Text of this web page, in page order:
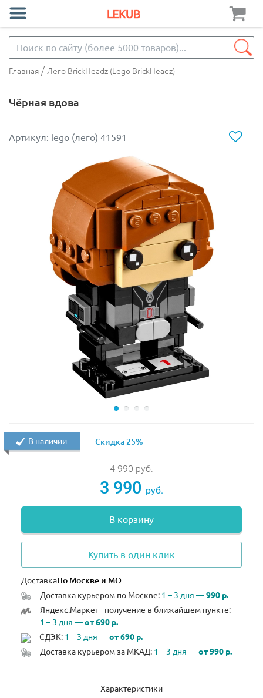
Главная / Лего BrickHeadz (Lego BrickHeadz)
Чёрная вдова
Артикул: lego (лего) 41591
4 990руб.
3 990 руб.
В корзину
Купить в один клик
Доставка
Доставка курьером по Москве: 1 – 3 дня —990 р.
Яндекс.Маркет - получение в ближайшем пункте:
1 – 3 дня —от 690 р.
СДЭК: 1 – 3 дня —от 690 р.
Доставка курьером за МКАД: 1 – 3 дня —от 990 р.
В наличии Скидка 25%
Характеристики